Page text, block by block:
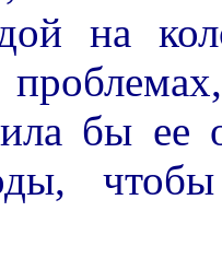
на
бы